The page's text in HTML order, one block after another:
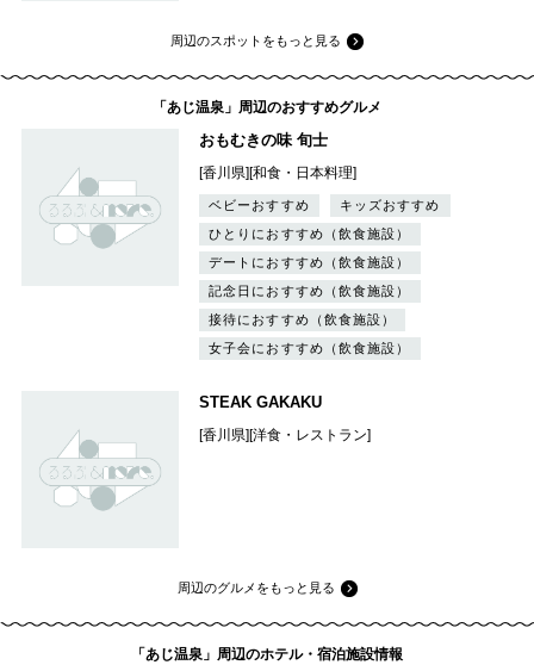
周辺のスポットをもっと見る
「あじ温泉」周辺のおすすめグルメ
おもむきの味 旬士
[香川県][和食・日本料理]
ベビーおすすめ
キッズおすすめ
ひとりにおすすめ（飲食施設）
デートにおすすめ（飲食施設）
記念日におすすめ（飲食施設）
接待におすすめ（飲食施設）
女子会におすすめ（飲食施設）
STEAK GAKAKU
[香川県][洋食・レストラン]
周辺のグルメをもっと見る
「あじ温泉」周辺のホテル・宿泊施設情報